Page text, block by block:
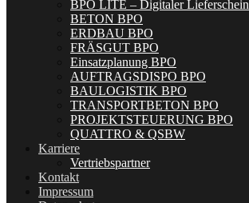
BPO LITE – Digitaler Lieferschein
BETON BPO
ERDBAU BPO
FRÄSGUT BPO
Einsatzplanung BPO
AUFTRAGSDISPO BPO
BAULOGISTIK BPO
TRANSPORTBETON BPO
PROJEKTSTEUERUNG BPO
QUATTRO & QSBW
Karriere
Vertriebspartner
Kontakt
Impressum